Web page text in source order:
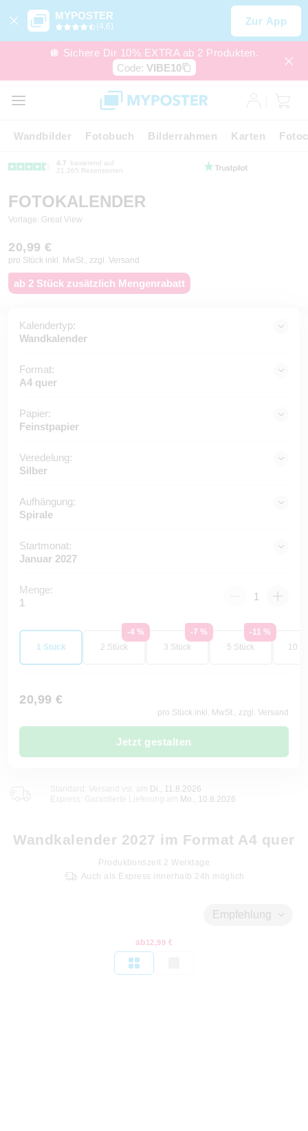
MYPOSTER
(4,6) Zur App
🪩 Sichere Dir 10% EXTRA ab 2 Produkten.
Code: VIBE10
Wandbilder Fotobuch Bilderrahmen Karten
4.7
basierend auf
21.265 Rezensionen
FOTOKALENDER
Vorlage: Great View
20,99 €
pro Stück inkl. MwSt., zzgl. Versand
ab 2 Stück zusätzlich Mengenrabatt
Kalendertyp:
Wandkalender
Format:
A4 quer
Papier:
Feinstpapier
Veredelung:
Silber
Aufhängung:
Spirale
Startmonat:
Januar 2027
Menge:
1
1 Stück
-4 %
2 Stück
-7 %
3 Stück
-11 %
5 Stück
10
20,99 €
pro Stück inkl. MwSt., zzgl. Versand
Jetzt gestalten
Di., 11.8.2026
Express: Garantierte Lieferung am
Mo., 10.8.2026
Wandkalender 2027 im Format A4 quer
Produktionszeit 2 Werktage
Auch als Express innerhalb 24h möglich
Empfehlung
ab12,99 €